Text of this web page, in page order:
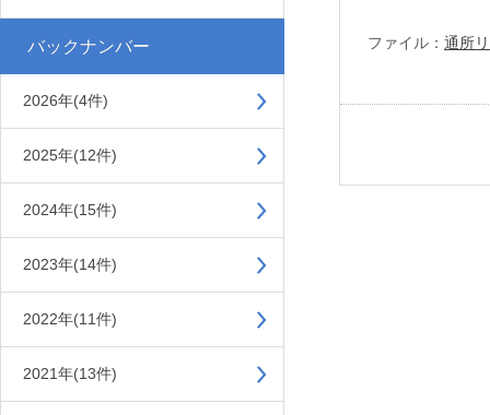
バックナンバー
2026年(4件)
2025年(12件)
2024年(15件)
2023年(14件)
2022年(11件)
2021年(13件)
ファイル： 通所